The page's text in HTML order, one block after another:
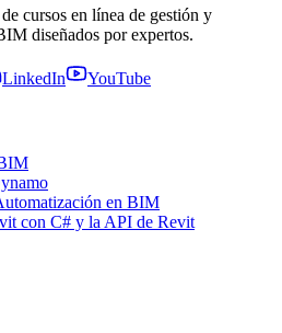
cursos en línea de gestión y
diseñados por expertos.
LinkedIn YouTube
en BIM
con C# y la API de Revit